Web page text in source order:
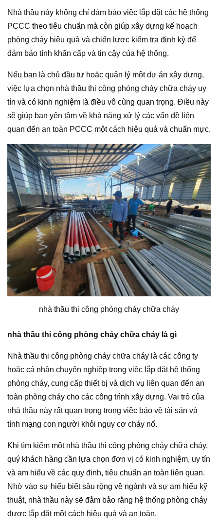
Nhà thầu này không chỉ đảm bảo việc lắp đặt các hệ thống
PCCC theo tiêu chuẩn mà còn giúp xây dựng kế hoạch
phòng cháy hiệu quả và chiến lược kiểm tra định kỳ để
đảm bảo tính khẩn cấp và tin cậy của hệ thống.
Nếu bạn là chủ đầu tư hoặc quản lý một dự án xây dựng,
việc lựa chọn nhà thầu thi công phòng cháy chữa cháy uy
tín và có kinh nghiệm là điều vô cùng quan trọng. Điều này
sẽ giúp bạn yên tâm về khả năng xử lý các vấn đề liên
quan đến an toàn PCCC một cách hiệu quả và chuẩn mực.
nhà thầu thi công phòng cháy chữa cháy
nhà thầu thi công phòng cháy chữa cháy là gì
Nhà thầu thi công phòng cháy chữa cháy là các công ty
hoặc cá nhân chuyên nghiệp trong việc lắp đặt hệ thống
phòng cháy, cung cấp thiết bị và dịch vụ liên quan đến an
toàn phòng cháy cho các công trình xây dựng. Vai trò của
nhà thầu này rất quan trọng trong việc bảo vệ tài sản và
tính mạng con người khỏi nguy cơ cháy nổ.
Khi tìm kiếm một nhà thầu thi công phòng cháy chữa cháy,
quý khách hàng cần lựa chọn đơn vị có kinh nghiệm, uy tín
và am hiểu về các quy định, tiêu chuẩn an toàn liên quan.
Nhờ vào sự hiểu biết sâu rộng về ngành và sự am hiểu kỹ
thuật, nhà thầu này sẽ đảm bảo rằng hệ thống phòng cháy
được lắp đặt một cách hiệu quả và an toàn.